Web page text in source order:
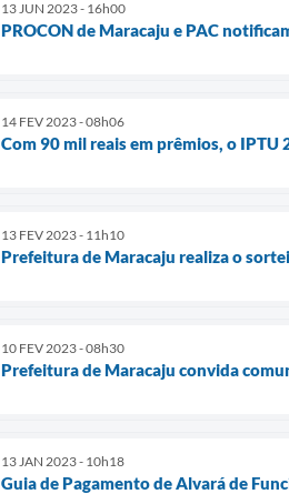
13 JUN 2023 - 16h00
PROCON de Maracaju e PAC
14 FEV 2023 - 08h06
Com 90 mil reais em prêmios, o
13 FEV 2023 - 11h10
Prefeitura de Maracaju realiza o
10 FEV 2023 - 08h30
Prefeitura de Maracaju convida
13 JAN 2023 - 10h18
Guia de Pagamento de Alvará de